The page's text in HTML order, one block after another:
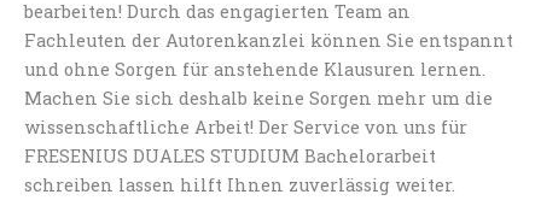
bearbeiten! Durch das engagierten Team an
Fachleuten der Autorenkanzlei können Sie entspannt
und ohne Sorgen für anstehende Klausuren lernen.
Machen Sie sich deshalb keine Sorgen mehr um die
wissenschaftliche Arbeit! Der Service von uns für
FRESENIUS DUALES STUDIUM Bachelorarbeit
schreiben lassen hilft Ihnen zuverlässig weiter.